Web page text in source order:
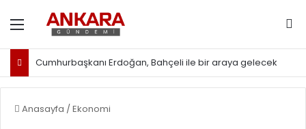
Menü
Cumhurbaşkanı Erdoğan, Bahçeli ile bir araya gelecek
Anasayfa / Ekonomi